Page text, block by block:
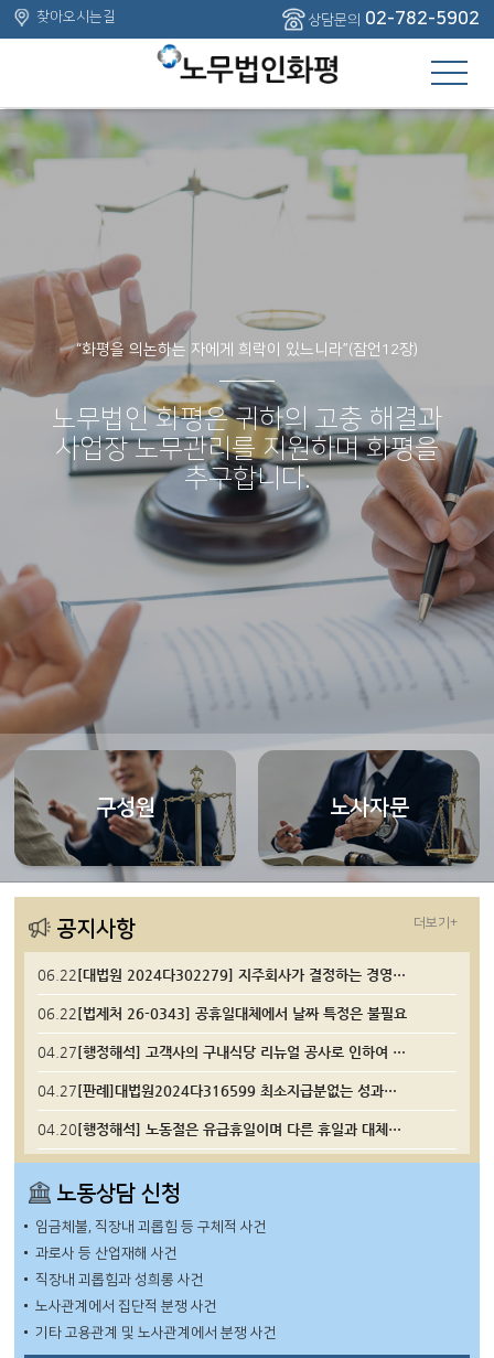
주메뉴 바로가기
컨텐츠 바로가기
찾아오시는길 상담문의 02-782-5902
“화평을 의논하는 자에게 희락이 있느니라”(잠언12장)
노무법인 화평은 귀하의 고충 해결과
사업장 노무관리를 지원하며 화평을
추구합니다.
“화평을 의논하는 자에게 희락이 있느니라”(잠언12장)
노무법인 화평은 귀하의 고충 해결과
사업장 노무관리를 지원하며 화평을
추구합니다.
구성원 노사자문
공지사항
06.22 [대법원 2024다302279] 지주회사가 결정하는 경영성과급은 임금에 해당하지 않는다
06.22 [법제처 26-0343] 공휴일대체에서 날짜 특정은 불필요
04.27 [행정해석] 고객사의 구내식당 리뉴얼 공사로 인하여 소속 근로자가 근로를 제공하지 못하는 경우 휴업수당 지급 여부
04.27 [판례]대법원2024다316599 최소지급분없는 성과급은 통상임금에 해당되지 않는다
04.20 [행정해석] 노동절은 유급휴일이며 다른 휴일과 대체할 수 없다
더보기+
노동상담 신청
임금체불, 직장내 괴롭힘 등 구체적 사건
과로사 등 산업재해 사건
직장내 괴롭힘과 성희롱 사건
노사관계에서 집단적 분쟁 사건
기타 고용관계 및 노사관계에서 분쟁 사건